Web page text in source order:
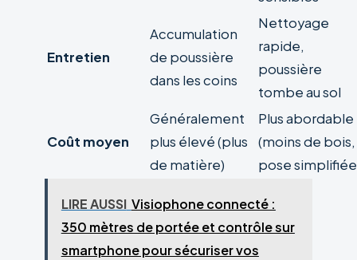
Entretien
Accumulation
de poussière
dans les coins
Nettoyage
rapide,
poussière
tombe au sol
Coût moyen
Généralement
plus élevé (plus
de matière)
Plus abordable
(moins de bois,
pose
LIRE AUSSI Visiophone connecté :
350 mètres de portée et contrôle sur
smartphone pour sécuriser vos